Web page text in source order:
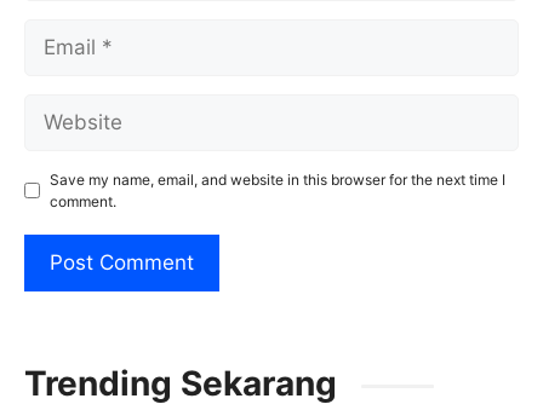
Save my name, email, and website in this browser for the next time I
comment.
Trending Sekarang